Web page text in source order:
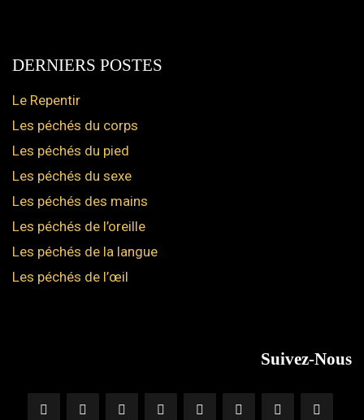
DERNIERS POSTES
Le Repentir
Les péchés du corps
Les péchés du pied
Les péchés du sexe
Les péchés des mains
Les péchés de l’oreille
Les péchés de la langue
Les péchés de l’œil
Suivez-Nous